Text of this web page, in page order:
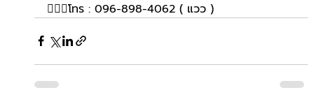
🙋🏻‍♀โทร : 096-898-4062 ( แวว )